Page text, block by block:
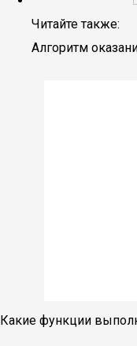
Читайте также:
Алгоритм
Какие функции